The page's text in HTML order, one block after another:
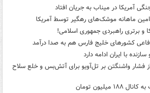
آمریکا در میناب به جریان افتاد
ماهانه موشک‌های رهگیر توسط آمریکا
و برتری راهبردی جمهوری اسلامی!
کشورهای خلیج فارس هم به صدا درآمد
با ایران ادامه دارد
از فشار واشنگتن بر تل‌آویو برای آتش‌بس و خلع سلاح
میلیون تومان